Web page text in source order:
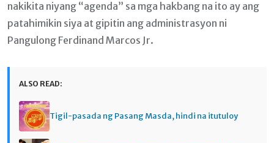
nakikita niyang “agenda” sa mga hakbang na ito ay ang
patahimikin siya at gipitin ang administrasyon ni
Pangulong Ferdinand Marcos Jr.
ALSO READ:
Tigil-pasada ng Pasang Masda, hindi na itutuloy